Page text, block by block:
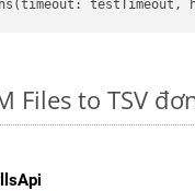
testTimeout,
Files to TSV